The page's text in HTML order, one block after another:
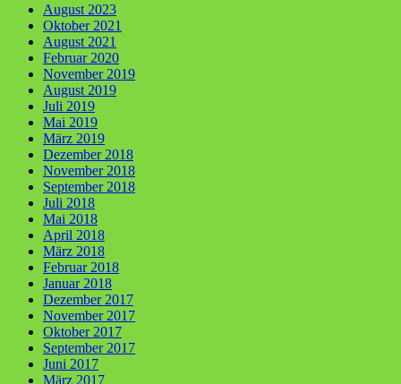
August 2023
Oktober 2021
August 2021
Februar 2020
November 2019
August 2019
Juli 2019
Mai 2019
März 2019
Dezember 2018
November 2018
September 2018
Juli 2018
Mai 2018
April 2018
März 2018
Februar 2018
Januar 2018
Dezember 2017
November 2017
Oktober 2017
September 2017
Juni 2017
März 2017